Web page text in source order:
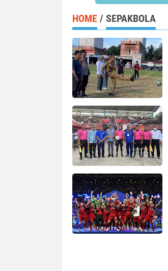
HOME / SEPAKBOLA